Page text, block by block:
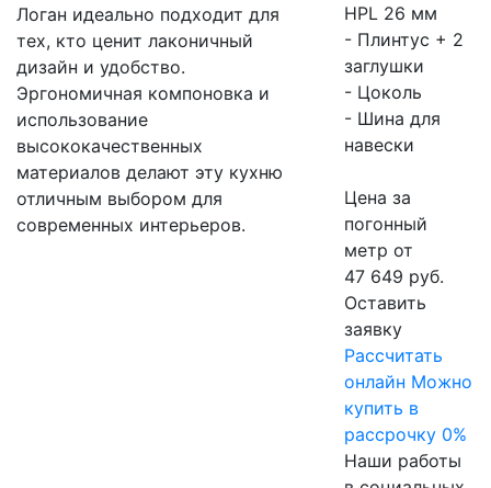
Логан идеально подходит для
тех, кто ценит лаконичный
дизайн и удобство.
Эргономичная компоновка и
использование
высококачественных
материалов делают эту кухню
отличным выбором для
современных интерьеров.
HPL 26 мм
- Плинтус + 2
заглушки
- Цоколь
- Шина для
навески
Цена за
погонный
метр от
47 649 руб.
Оставить
заявку
Расcчитать
онлайн Можно
купить в
рассрочку 0%
Наши работы